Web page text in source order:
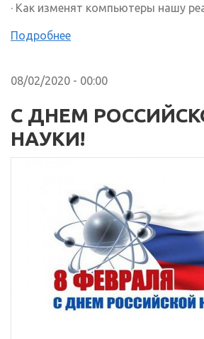
· Как изменят компьютеры нашу
Подробнее
08/02/2020 - 00:00
С ДНЕМ
НАУКИ!